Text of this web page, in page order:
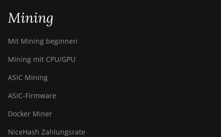
Canaan Avalon A16XP (300Th)
Mining
Mit Mining beginnen
Mining mit CPU/GPU
ASIC Mining
ASIC-Firmware
Docker Miner
NiceHash Zahlungsrate